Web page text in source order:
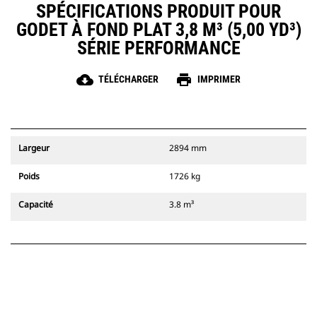
SPÉCIFICATIONS PRODUIT POUR
GODET À FOND PLAT 3,8 M³ (5,00 YD³)
SÉRIE PERFORMANCE
cloud_download TÉLÉCHARGER print IMPRIMER
Largeur 2894 mm
Poids 1726 kg
Capacité 3.8 m³